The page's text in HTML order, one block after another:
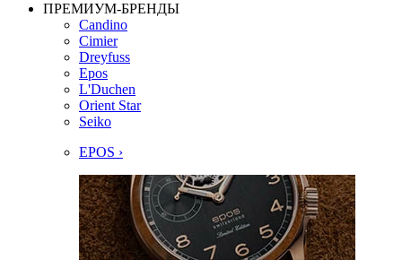
ПРЕМИУМ-БРЕНДЫ
Candino
Cimier
Dreyfuss
Epos
L'Duchen
Orient Star
Seiko
EPOS ›